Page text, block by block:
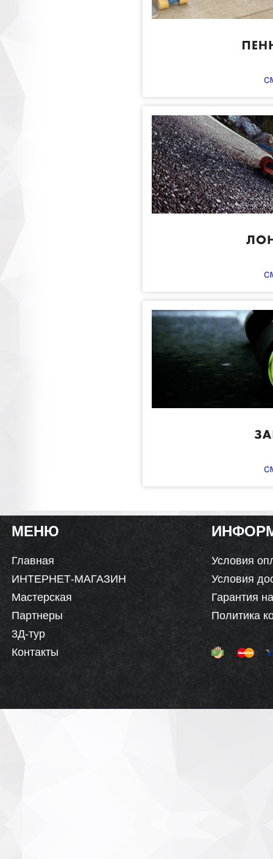
МЕНЮ
Главная
Условия
ИНТЕРНЕТ-МАГАЗИН
Условия
Мастерская
Гарантия
Партнеры
Политика
3Д-тур
Контакты